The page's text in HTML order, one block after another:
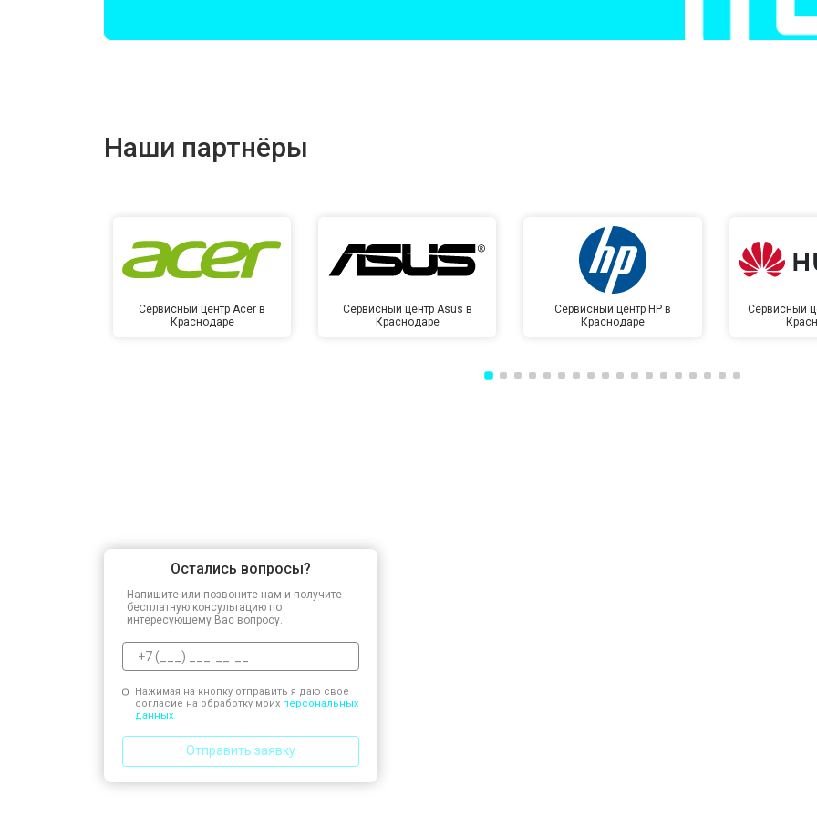
Замена северного моста
Наши партнёры
Сервисный центр Acer в
Краснодаре
Сервисный центр Asus в
Краснодаре
Сервисный центр HP в
Краснодаре
Сервисный
Остались вопросы?
Напишите или позвоните нам и получите
бесплатную консультацию по
интересующему Вас вопросу.
Нажимая на кнопку отправить я даю свое
согласие на обработку моих персональных
данных.
Отправить заявку